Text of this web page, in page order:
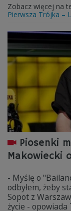
Zobacz więcej na
Pierwsza Trójka –
Piosenki
Makowiecki
- Myślę o
odbyłem, żeby
Sopot z
życie - opowiada